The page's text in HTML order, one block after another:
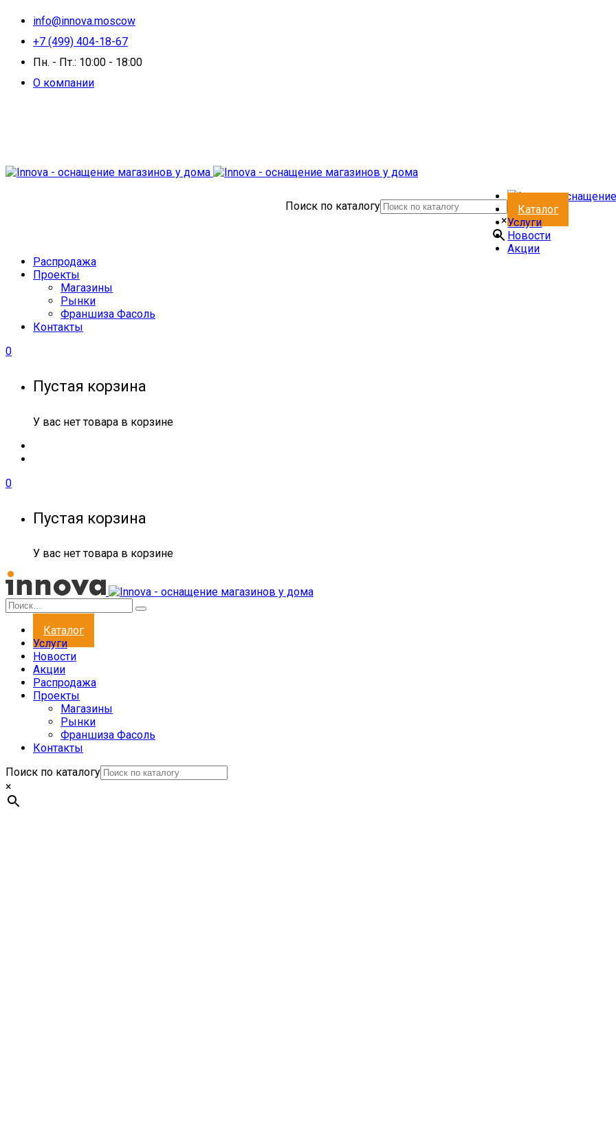
info@innova.moscow
+7 (499) 404-18-67
Пн. - Пт.: 10:00 - 18:00
О компании
Поиск по каталогу
×
Каталог
Услуги
Новости
Акции
Распродажа
Проекты
Магазины
Рынки
Франшиза Фасоль
Контакты
0
Пустая корзина
У вас нет товара в корзине
0
Пустая корзина
У вас нет товара в корзине
Каталог
Услуги
Новости
Акции
Распродажа
Проекты
Магазины
Рынки
Франшиза Фасоль
Контакты
Поиск по каталогу
×